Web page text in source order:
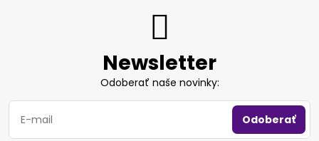
Newsletter
Odoberať naše novinky:
Odoberať